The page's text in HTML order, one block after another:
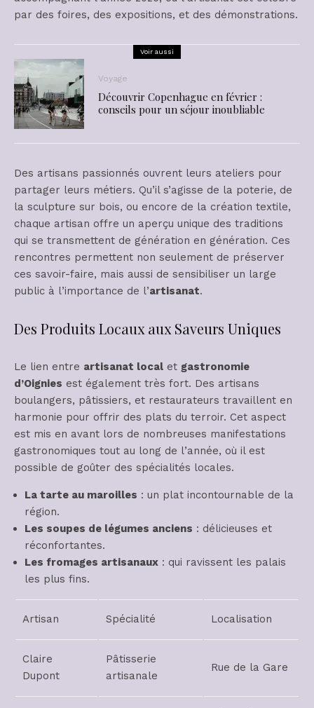
par des foires, des expositions, et des démonstrations.
Voir aussi
Voyage
Découvrir Copenhague en février :
conseils pour un séjour inoubliable
Des artisans passionnés ouvrent leurs ateliers pour
partager leurs métiers. Qu’il s’agisse de la poterie, de
la sculpture sur bois, ou encore de la création textile,
chaque artisan offre un aperçu unique des traditions
qui se transmettent de génération en génération. Ces
rencontres permettent non seulement de préserver
ces savoir-faire, mais aussi de sensibiliser un large
public à l’importance de l’artisanat.
Des Produits Locaux aux Saveurs Uniques
Le lien entre artisanat local et gastronomie
d’Oignies est également très fort. Des artisans
boulangers, pâtissiers, et restaurateurs travaillent en
harmonie pour offrir des plats du terroir. Cet aspect
est mis en avant lors de nombreuses manifestations
gastronomiques tout au long de l’année, où il est
possible de goûter des spécialités locales.
La tarte au maroilles : un plat incontournable de la
région.
Les soupes de légumes anciens : délicieuses et
réconfortantes.
Les fromages artisanaux : qui ravissent les palais
les plus fins.
Artisan Spécialité Localisation
Claire
Dupont
Pâtisserie
artisanale
Rue de la Gare